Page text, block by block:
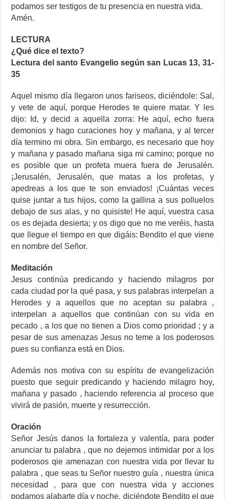
podamos ser testigos de tu presencia en nuestra vida.
Amén.
LECTURA
¿Qué dice el texto?
Lectura del santo Evangelio según san Lucas 13, 31-
35
Aquel mismo día llegaron unos fariseos, diciéndole: Sal,
y vete de aquí, porque Herodes te quiere matar. Y les
dijo: Id, y decid a aquella zorra: He aquí, echo fuera
demonios y hago curaciones hoy y mañana, y al tercer
día termino mi obra. Sin embargo, es necesario que hoy
y mañana y pasado mañana siga mi camino; porque no
es posible que un profeta muera fuera de Jerusalén.
¡Jerusalén, Jerusalén, que matas a los profetas, y
apedreas a los que te son enviados! ¡Cuántas veces
quise juntar a tus hijos, como la gallina a sus polluelos
debajo de sus alas, y no quisiste! He aquí, vuestra casa
os es dejada desierta; y os digo que no me veréis, hasta
que llegue el tiempo en que digáis: Bendito el que viene
en nombre del Señor.
Meditación
Jesus continúa predicando y haciendo milagros por
cada ciudad por la qué pasa, y sus palabras interpelan a
Herodes y a aquellos que no aceptan su palabra ,
interpelan a aquellos que continúan con su vida en
pecado , a los que no tienen a Dios como prioridad ; y a
pesar de sus amenazas Jesus no teme a los poderosos
pues su confianza está en Dios.
Además nos motiva con su espíritu de evangelización
puesto que seguir predicando y haciendo milagro hoy,
mañana y pasado , haciendo referencia al proceso que
vivirá de pasión, muerte y resurrección.
Oración
Señor Jesús danos la fortaleza y valentía, para poder
anunciar tu palabra , que no dejemos intimidar por a los
poderosos qie amenazan con nuestra vida por llevar tu
palabra , que seas tu Señor nuestro guía , nuestra única
necesidad , para que con nuestra vida y acciones
podamos alabarte día y noche, diciéndote Bendito el que